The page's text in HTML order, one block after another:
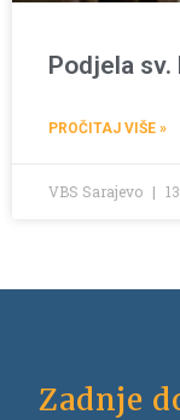
Podjela
PROČITAJ VIŠE »
VBS Sarajevo
Zadnje